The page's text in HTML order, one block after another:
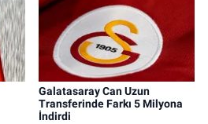
Galatasaray Can Uzun
Transferinde Farkı 5 Milyona
İndirdi